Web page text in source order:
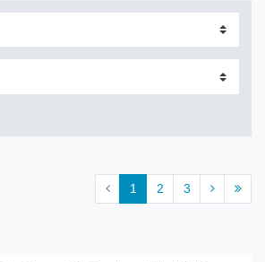
1 2 3